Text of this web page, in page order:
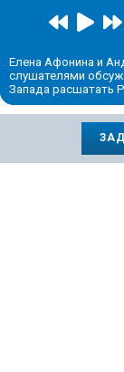
Елена Афонина и
слушателями
Запада расшатать